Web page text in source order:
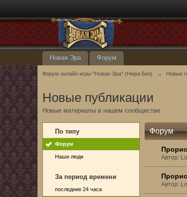
Новая Эра Форум
Форум онлайн игры "Новая Эра" (Нюра Биз) → Новые
Новые публикации
Новые материалы в нашем сообществе
По типу
Форум
Наши люди
За период времени
последние 24 часа
Форум
Автор:
Автор: